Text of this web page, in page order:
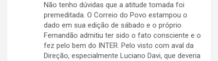
Não tenho dúvidas que a atitude tomada foi
premeditada. O Correio do Povo estampou o
dado em sua edição de sábado e o próprio
Fernandão admitiu ter sido o fato consciente e o
fez pelo bem do INTER. Pelo visto com aval da
Direção, especialmente Luciano Davi, que deveria